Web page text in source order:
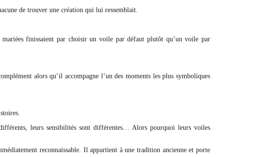
de trouver une création qui lui ressemblait.
mariées finissaient par choisir un voile par défaut plutôt qu’un voile par
alors qu’il accompagne l’un des moments les plus symboliques
leurs sensibilités sont différentes… Alors pourquoi leurs voiles
reconnaissable. Il appartient à une tradition ancienne et porte